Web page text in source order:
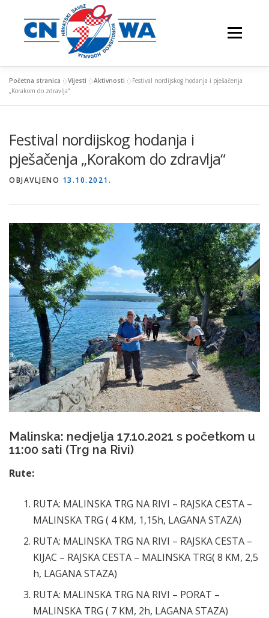
sadržaj
Izbornik
VJEŽBAJTE S NAMA
NORDIJSKO HODANJE KONTAKTI
Početna stranica »Vijesti »Aktivnosti »Festival nordijskog hodanja i pješačenja
„Korakom do zdravlja“
Festival nordijskog hodanja i
pješačenja „Korakom do zdravlja“
OBJAVLJENO 13.10.2021.
Malinska: nedjelja 17.10.2021 s početkom u
11:00 sati (Trg na Rivi)
Rute:
RUTA: MALINSKA TRG NA RIVI – RAJSKA CESTA –
MALINSKA TRG ( 4 KM, 1,15h, LAGANA STAZA)
RUTA: MALINSKA TRG NA RIVI – RAJSKA CESTA –
KIJAC – RAJSKA CESTA – MALINSKA TRG( 8 KM, 2,5
h, LAGANA STAZA)
RUTA: MALINSKA TRG NA RIVI – PORAT –
MALINSKA TRG ( 7 KM, 2h, LAGANA STAZA)